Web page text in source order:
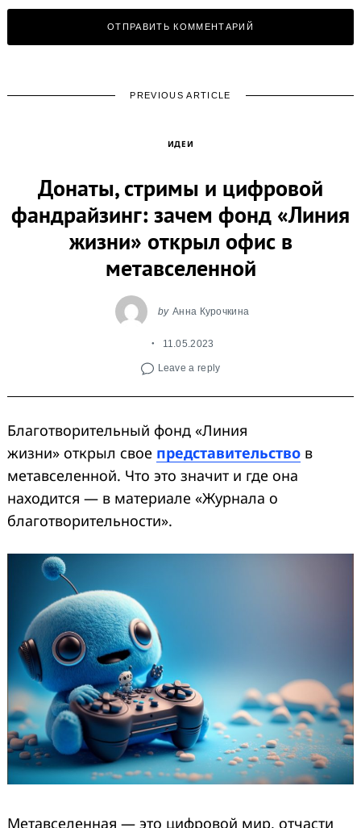
PREVIOUS ARTICLE
ИДЕИ
Донаты, стримы и цифровой
фандрайзинг: зачем фонд «Линия
жизни» открыл офис в
метавселенной
by Анна Курочкина
11.05.2023
Leave a reply
Благотворительный фонд «Линия
жизни» открыл свое представительство в
метавселенной. Что это значит и где она
находится — в материале «Журнала о
благотворительности».
Метавселенная — это цифровой мир, отчасти